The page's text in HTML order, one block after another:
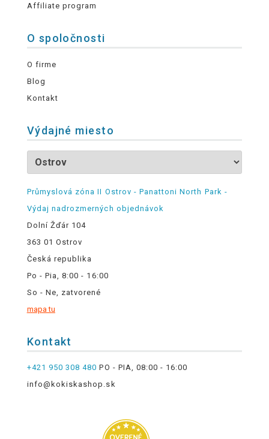
Affiliate program
O spoločnosti
O firme
Blog
Kontakt
Výdajné miesto
Průmyslová zóna II Ostrov - Panattoni North Park -
Výdaj nadrozmerných objednávok
Dolní Žďár 104
363 01 Ostrov
Česká republika
Po - Pia, 8:00 - 16:00
So - Ne, zatvorené
mapa tu
Kontakt
+421 950 308 480 PO - PIA, 08:00 - 16:00
info@kokiskashop.sk